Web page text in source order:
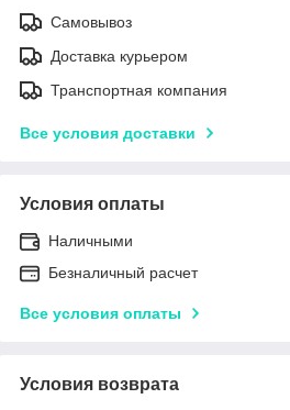
Самовывоз
Доставка курьером
Транспортная компания
Все условия доставки
Условия оплаты
Наличными
Безналичный расчет
Все условия оплаты
Условия возврата